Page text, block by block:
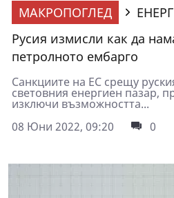
МАКРОПОГЛЕД
Русия измисли как да
петролното ембарго
Санкциите на ЕС срещу
световния енергиен пазар,
изключи възможността...
08 Юни 2022, 09:20
0